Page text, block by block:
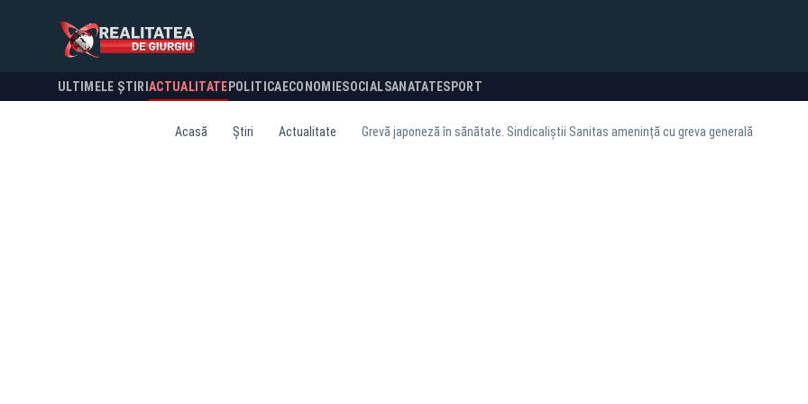
ULTIMELE ȘTIRI ACTUALITATE POLITICA ECONOMIESOCIALSANATATESPORT
Acasă Știri Actualitate Grevă japoneză în sănătate. Sindicaliștii Sanitas amenință cu greva generală